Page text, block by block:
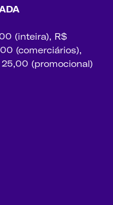
(inteira), R$
(comerciários),
(promocional)